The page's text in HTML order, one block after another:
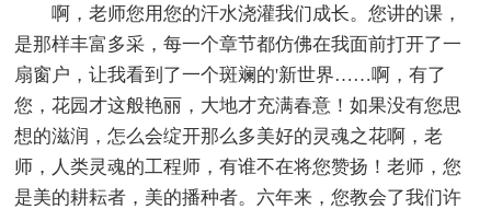
啊，老师您用您的汗水浇灌我们成长。您讲的课，
是那样丰富多采，每一个章节都仿佛在我面前打开了一
扇窗户，让我看到了一个斑斓的'新世界……啊，有了
您，花园才这般艳丽，大地才充满春意！如果没有您思
想的滋润，怎么会绽开那么多美好的灵魂之花啊，老
师，人类灵魂的工程师，有谁不在将您赞扬！老师，您
是美的耕耘者，美的播种者。六年来，您教会了我们许